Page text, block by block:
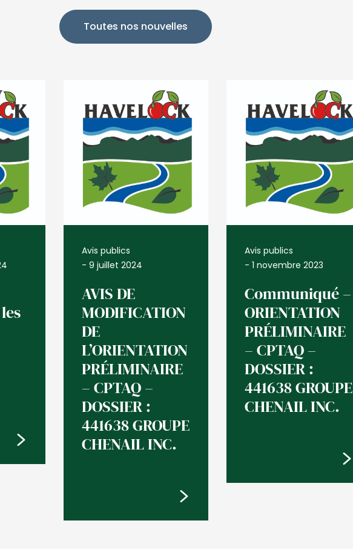
Toutes nos nouvelles
Avis publics
- 9 juillet 2024
AVIS DE
MODIFICATION
DE
L’ORIENTATION
PRÉLIMINAIRE
– CPTAQ –
DOSSIER :
441638 GROUPE
CHENAIL INC.
Avis publics
- 1 novembre 2023
Communiqué –
ORIENTATION
PRÉLIMINAIRE
– CPTAQ –
DOSSIER :
441638 GROUPE
CHENAIL INC.